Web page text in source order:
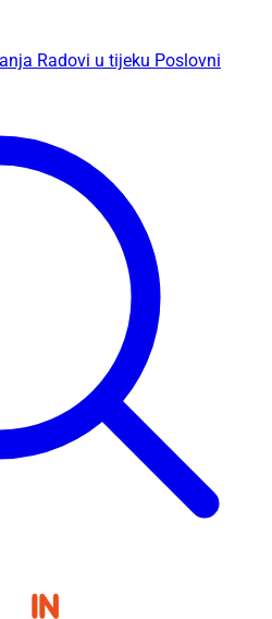
Radovi u tijeku Poslovni